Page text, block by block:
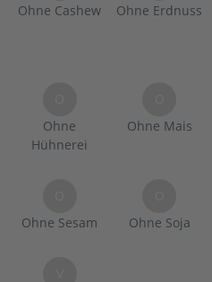
Ohne Cashew
Ohne Erdnuss
Ohne
Hühnerei
Ohne Mais
Ohne Sesam
Ohne Soja